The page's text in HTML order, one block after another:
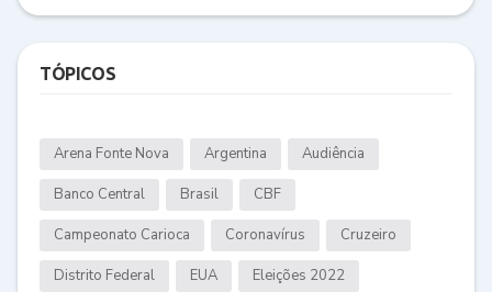
TÓPICOS
Arena Fonte Nova Argentina Audiência
Banco Central Brasil CBF
Campeonato Carioca Coronavírus Cruzeiro
Distrito Federal EUA Eleições 2022